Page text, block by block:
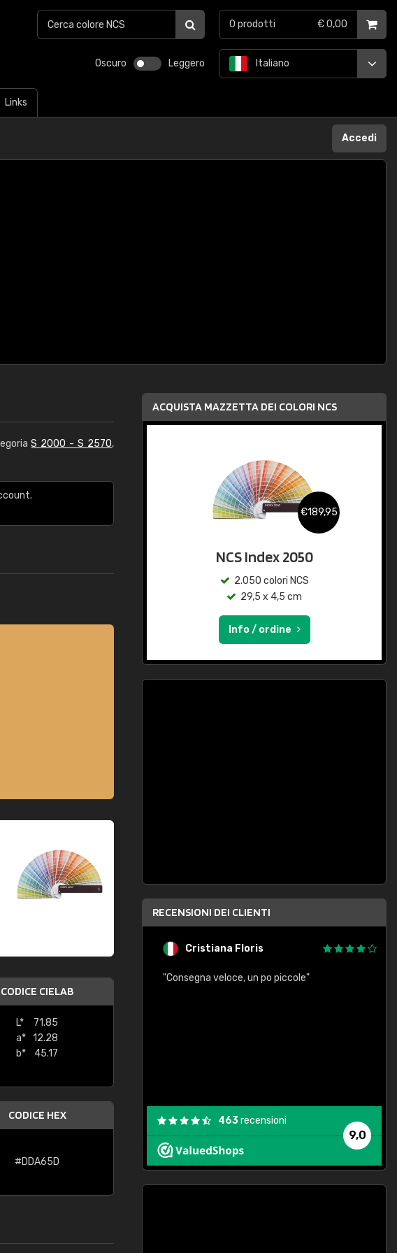
Oscuro Leggero
Links
Italiano
0 prodotti € 0,00
Accedi
S 2000 - S 2570,
CODICE CIELAB
L*
71.85
a* 12.28
b*
45.17
CODICE HEX
#DDA65D
ACQUISTA MAZZETTA DEI COLORI NCS
€189,95
NCS Index 2050
2.050 colori NCS
29,5 x 4,5 cm
Info / ordine
RECENSIONI DEI CLIENTI
Cristiana Floris
"Consegna veloce, un po piccole"
9,0
463recensioni